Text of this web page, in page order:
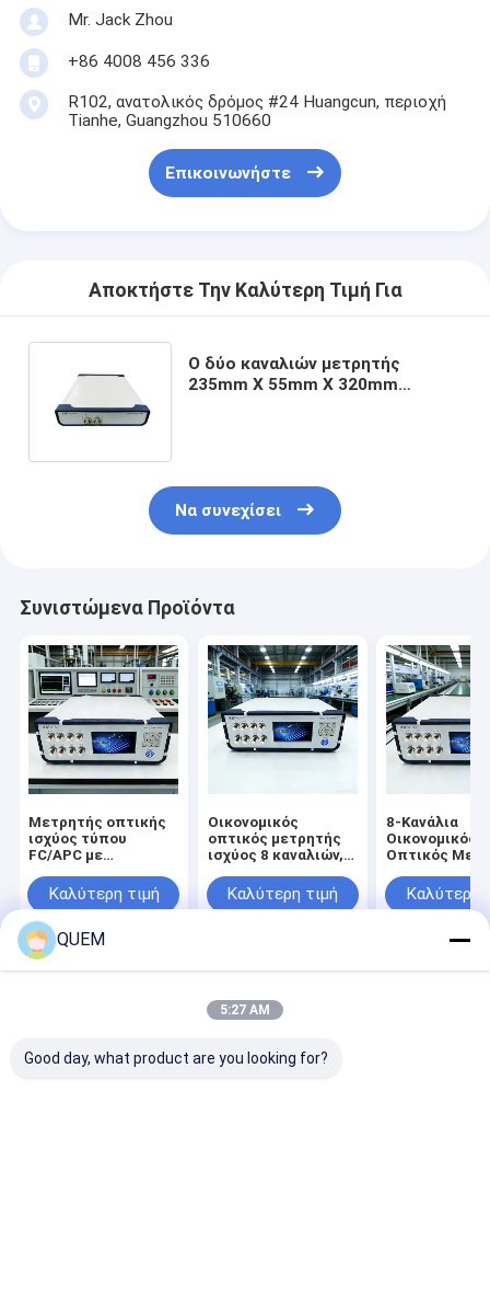
Mr. Jack Zhou
+86 4008 456 336
R102, ανατολικός δρόμος #24 Huangcun, περιοχή
Tianhe, Guangzhou 510660
Επικοινωνήστε
Αποκτήστε Την Καλύτερη Τιμή Για
Ο δύο καναλιών μετρητής
235mm X 55mm X 320mm
Να συνεχίσει
Συνιστώμενα Προϊόντα
Μετρητής οπτικής
ισχύος τύπου
FC/APC με
καναλιών για τη
μέτρηση οπτικών
ινών
Καλύτερη τιμή
Οικονομικός
οπτικός μετρητής
ισχύος 8 καναλιών,
λήψης δεδομένων
Καλύτερη τιμή
8-Κανάλια
Οικονομικός
Οπτικός
Καλύτερη
Αρχική
Περίπου
επαφή
Desktop
Sitemap
Privacy Policy
© 2026 Guangzhou UC Instruments., Co. Ltd.. All Rights Reserved.
QUEM
5:27 AM
Good day, what product are you looking for?